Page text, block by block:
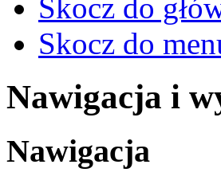
Skocz do
Skocz do
Nawigacja i
Nawigacja